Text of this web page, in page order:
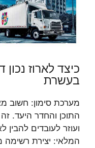
כיצד לארוז
בעשרת
מערכת סימון: חשוב
התוכן והחדר היעד.
ועוזר לעובדים
המלאי: יצירת